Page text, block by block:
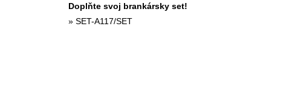
Doplňte svoj brankársky set!
» SET-A117/SET